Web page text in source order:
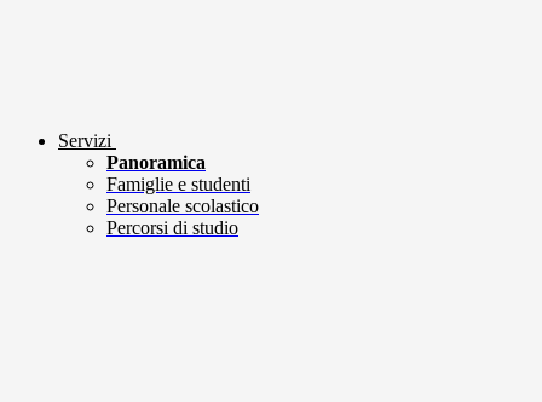
Servizi
Panoramica
Famiglie e studenti
Personale scolastico
Percorsi di studio